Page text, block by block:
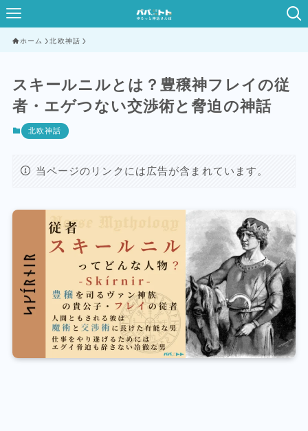
ホーム 北欧神話
スキールニルとは？豊穣神フレイの従
者・エゲつない交渉術と脅迫の神話
北欧神話
当ページのリンクには広告が含まれています。